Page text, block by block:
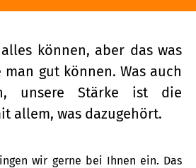
können, aber das was
gut können. Was auch
unsere Stärke ist die
allem, was dazugehört.
wir gerne bei Ihnen ein. Das